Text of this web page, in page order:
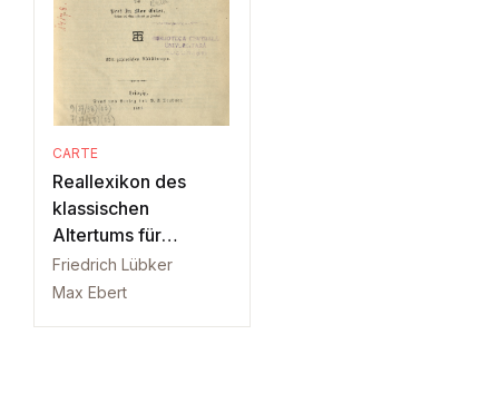
CARTE
Reallexikon des
klassischen
Altertums für
Gymnasien
Friedrich Lübker
Max Ebert